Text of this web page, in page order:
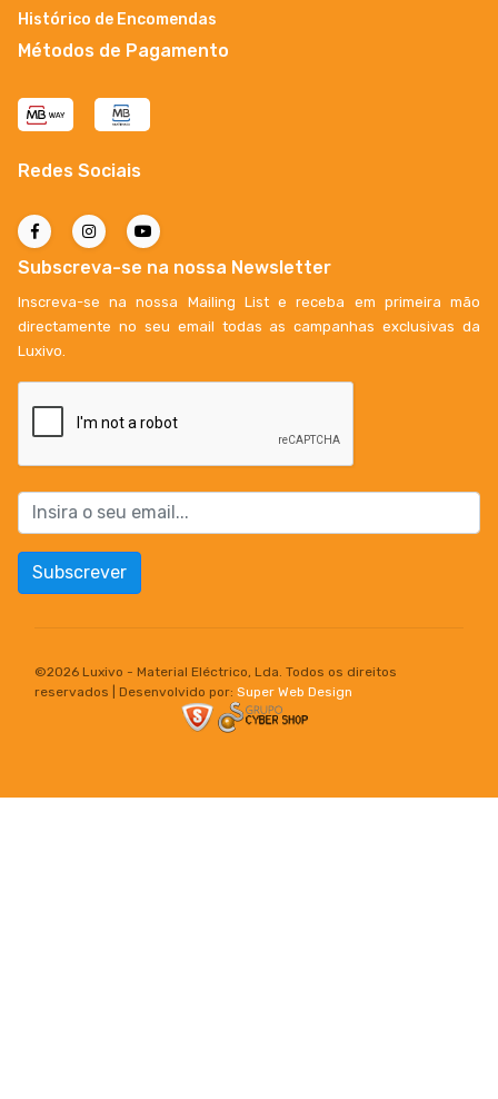
Histórico de Encomendas
Métodos de Pagamento
Redes Sociais
Subscreva-se na nossa Newsletter
Inscreva-se na nossa Mailing List e receba em primeira mão
directamente no seu email todas as campanhas exclusivas da
Luxivo.
Subscrever
©2026 Luxivo - Material Eléctrico, Lda. Todos os direitos
reservados | Desenvolvido por: Super Web Design